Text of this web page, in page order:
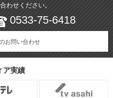
わせください。
0533-75-6418
お問い合わせ
ア実績